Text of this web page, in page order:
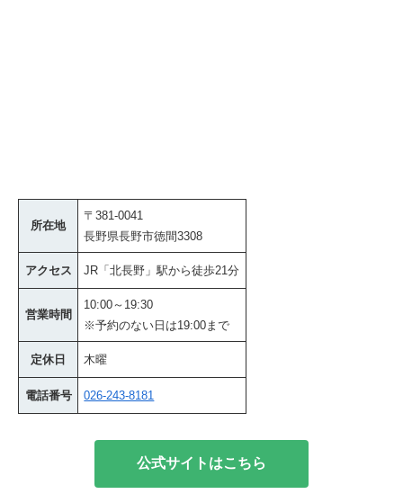
所在地
〒381-0041
長野県長野市徳間3308
アクセス JR「北長野」駅から徒歩21分
営業時間
10:00～19:30
※予約のない日は19:00まで
定休日 木曜
電話番号 026-243-8181
公式サイトはこちら